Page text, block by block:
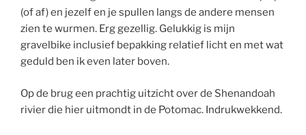
(of af) en jezelf en je spullen langs de andere mensen
zien te wurmen. Erg gezellig. Gelukkig is mijn
gravelbike inclusief bepakking relatief licht en met wat
geduld ben ik even later boven.
Op de brug een prachtig uitzicht over de Shenandoah
rivier die hier uitmondt in de Potomac. Indrukwekkend.